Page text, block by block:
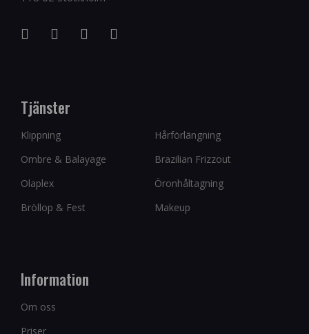
Tjänster
Klippning
Hårförlängning
Ombre & Balayage
Brazilian Frizzout
Olaplex
Öronhåltagning
Bröllop & Fest
Makeup
Information
Om oss
Priser